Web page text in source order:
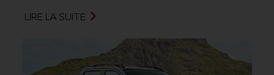
LIRE LA SUITE